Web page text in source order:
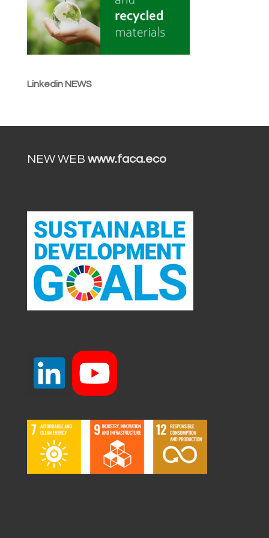
Linkedin NEWS
NEW WEB www.faca.eco